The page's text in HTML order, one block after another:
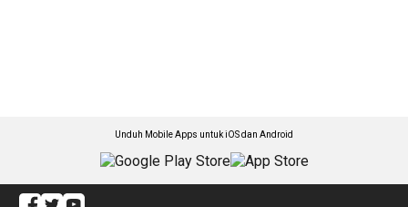
Unduh Mobile Apps untuk iOS dan Android